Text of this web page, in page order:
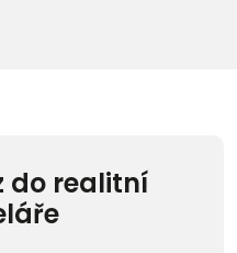
do realitní